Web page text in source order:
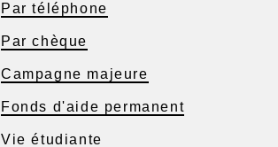
Par téléphone
Par chèque
Campagne majeure
Fonds d'aide permanent
Vie étudiante